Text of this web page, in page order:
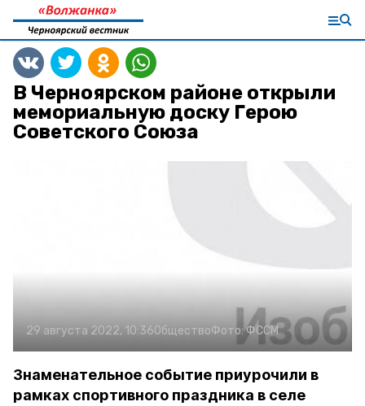
В Черноярском районе открыли
мемориальную доску Герою
Советского Союза
29 августа 2022, 10:36ОбществоФото:ФССМ
Знаменательное событие приурочили в
рамках спортивного праздника в селе